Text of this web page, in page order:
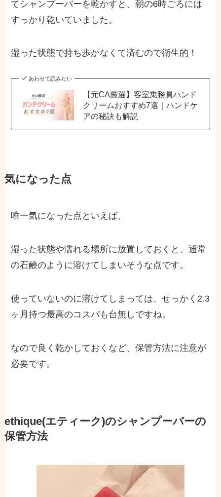
てシャンプーバーを乾かすと、朝の6時ごろには
すっかり乾いていました。
湿った状態で持ち歩かなくて済むので衛生的！
あわせて読みたい
【元CA厳選】客室乗務員ハンド
クリームおすすめ7選｜ハンドケ
アの秘訣も解説
気になった点
唯一気になった点といえば、
湿った状態や濡れる場所に放置しておくと、通常
の石鹸のように溶けてしまいそう な点です。
使っていないのに溶けてしまっては、せっかく2.3
ヶ月持つ最高のコスパも台無しですね。
なので良く乾かしておくなど、保管方法に注意が
必要です。
ethique(エティーク)のシャンプーバーの
保管方法